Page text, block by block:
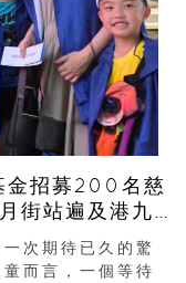
金招募200名慈
街站遍及港九
次期待已久的驚
而言，一個等待